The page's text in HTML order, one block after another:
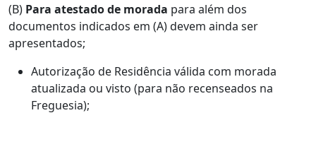
(B) Para atestado de morada para além dos
documentos indicados em (A) devem ainda ser
apresentados;
Autorização de Residência válida com morada
atualizada ou visto (para não recenseados na
Freguesia);